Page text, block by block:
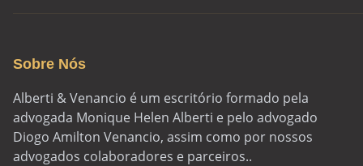
Sobre Nós
Alberti & Venancio é um escritório formado pela
advogada Monique Helen Alberti e pelo advogado
Diogo Amilton Venancio, assim como por nossos
advogados colaboradores e parceiros..